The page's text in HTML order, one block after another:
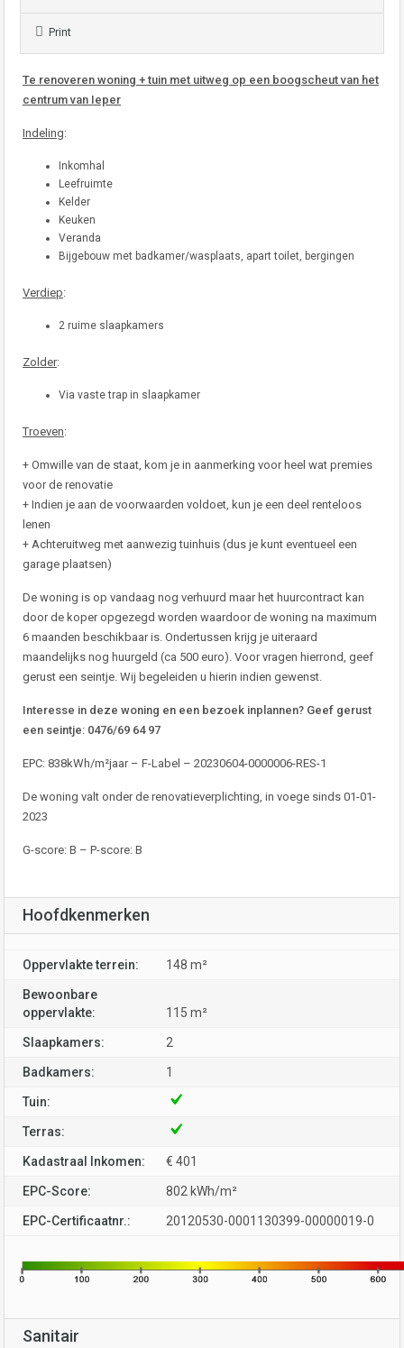
Print
Te renoveren woning + tuin met uitweg op een boogscheut van het
centrum van Ieper
Indeling:
Inkomhal
Leefruimte
Kelder
Keuken
Veranda
Bijgebouw met badkamer/wasplaats, apart toilet, bergingen
Verdiep:
2 ruime slaapkamers
Zolder:
Via vaste trap in slaapkamer
Troeven:
+ Omwille van de staat, kom je in aanmerking voor heel wat premies
voor de renovatie
+ Indien je aan de voorwaarden voldoet, kun je een deel renteloos
lenen
+ Achteruitweg met aanwezig tuinhuis (dus je kunt eventueel een
garage plaatsen)
De woning is op vandaag nog verhuurd maar het huurcontract kan
door de koper opgezegd worden waardoor de woning na maximum
6 maanden beschikbaar is. Ondertussen krijg je uiteraard
maandelijks nog huurgeld (ca 500 euro). Voor vragen hierrond, geef
gerust een seintje. Wij begeleiden u hierin indien gewenst.
Interesse in deze woning en een bezoek inplannen? Geef gerust
een seintje: 0476/69 64 97
EPC: 838kWh/m²jaar – F-Label – 20230604-0000006-RES-1
De woning valt onder de renovatieverplichting, in voege sinds 01-01-
2023
G-score: B – P-score: B
Hoofdkenmerken
Oppervlakte terrein: 148 m²
Bewoonbare
oppervlakte:
115 m²
Slaapkamers: 2
Badkamers: 1
Tuin:
Terras:
Kadastraal Inkomen: € 401
EPC-Score: 802 kWh/m²
EPC-Certificaatnr.: 20120530-0001130399-00000019-0
Sanitair